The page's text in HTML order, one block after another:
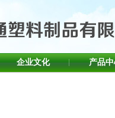
企业文化 产品